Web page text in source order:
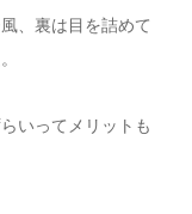
、裏は目を詰めて
いってメリットも